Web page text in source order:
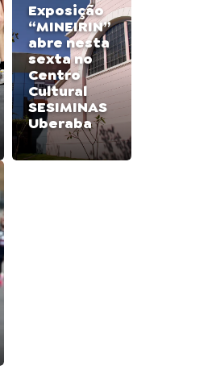
Exposição
“MINEIRIN”
abre nesta
sexta no
Centro
Cultural
SESIMINAS
Uberaba